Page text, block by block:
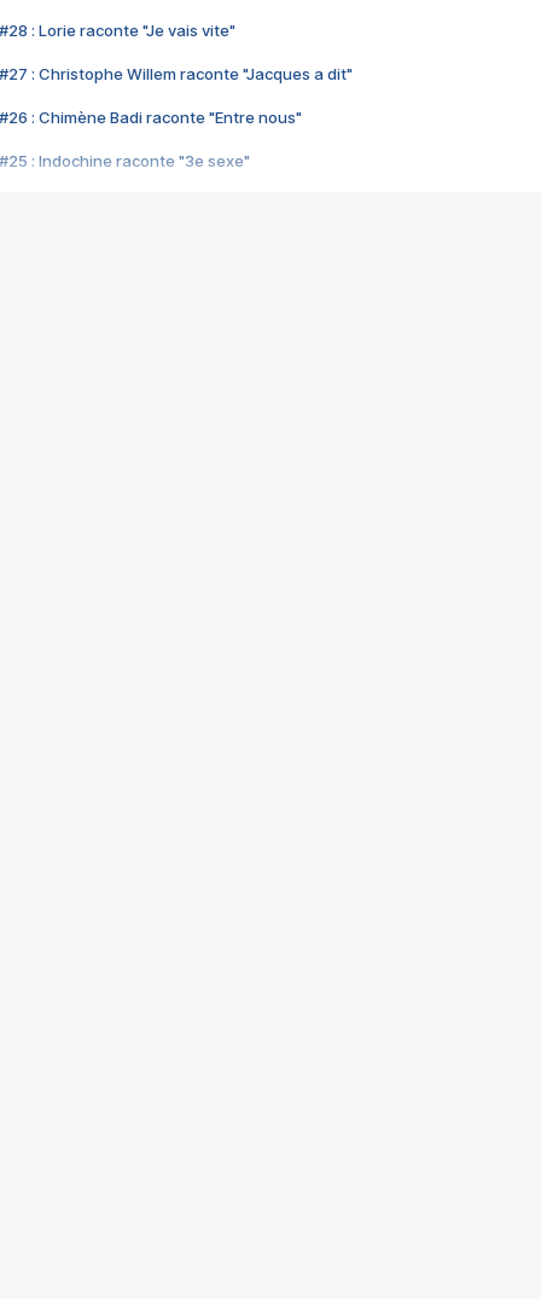
#28 : Lorie raconte "Je vais vite"
#27 : Christophe Willem raconte "Jacques a dit"
#26 : Chimène Badi raconte "Entre nous"
#25 : Indochine raconte "3e sexe"